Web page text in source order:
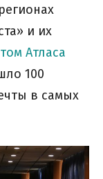
и их
Атласа
100
в самых